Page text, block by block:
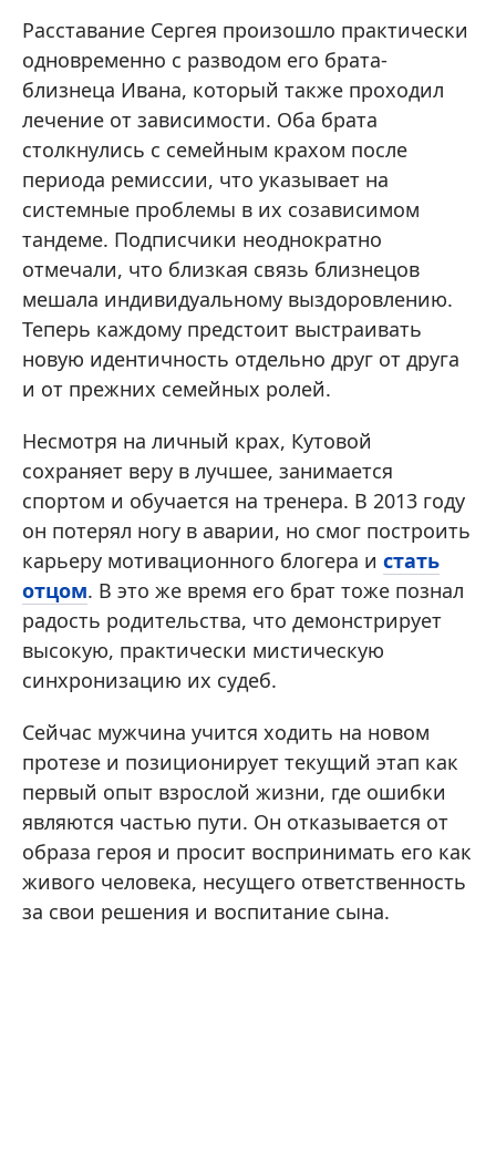
Расставание Сергея произошло практически
одновременно с разводом его брата-
близнеца Ивана, который также проходил
лечение от зависимости. Оба брата
столкнулись с семейным крахом после
периода ремиссии, что указывает на
системные проблемы в их созависимом
тандеме. Подписчики неоднократно
отмечали, что близкая связь близнецов
мешала индивидуальному выздоровлению.
Теперь каждому предстоит выстраивать
новую идентичность отдельно друг от друга
и от прежних семейных ролей.
Несмотря на личный крах, Кутовой
сохраняет веру в лучшее, занимается
спортом и обучается на тренера. В 2013 году
он потерял ногу в аварии, но смог построить
карьеру мотивационного блогера и стать
отцом. В это же время его брат тоже познал
радость родительства, что демонстрирует
высокую, практически мистическую
синхронизацию их судеб.
Сейчас мужчина учится ходить на новом
протезе и позиционирует текущий этап как
первый опыт взрослой жизни, где ошибки
являются частью пути. Он отказывается от
образа героя и просит воспринимать его как
живого человека, несущего ответственность
за свои решения и воспитание сына.